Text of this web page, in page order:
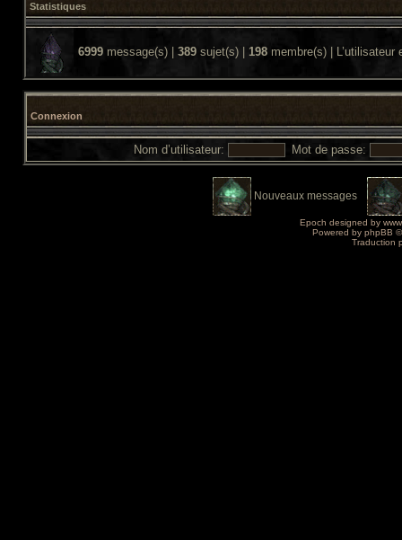
Statistiques
6999 message(s) | 389 sujet(s) | 198 membre(s) |
Connexion
Nom d’utilisateur: Mot de passe:
Nouveaux messages
Epoch designed by
Powered by phpBB
Traduction